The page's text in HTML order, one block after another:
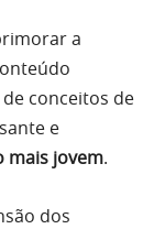
a
conceitos de
e
mais jovem.
dos